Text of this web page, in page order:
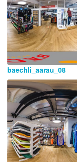
baechli_aarau_08